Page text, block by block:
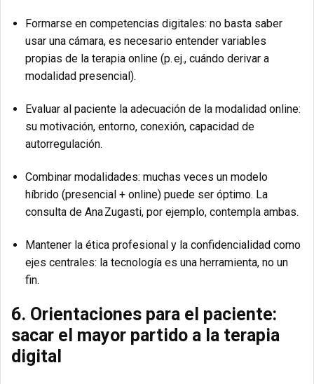
Formarse en competencias digitales: no basta saber
usar una cámara, es necesario entender variables
propias de la terapia online (p. ej., cuándo derivar a
modalidad presencial).
Evaluar al paciente la adecuación de la modalidad online:
su motivación, entorno, conexión, capacidad de
autorregulación.
Combinar modalidades: muchas veces un modelo
híbrido (presencial + online) puede ser óptimo. La
consulta de Ana Zugasti, por ejemplo, contempla ambas.
Mantener la ética profesional y la confidencialidad como
ejes centrales: la tecnología es una herramienta, no un
fin.
6. Orientaciones para el paciente:
sacar el mayor partido a la terapia
digital